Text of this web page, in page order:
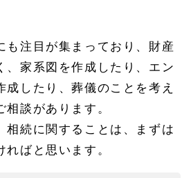
も注目が集まっており、財産
、家系図を作成したり、エン
成したり、葬儀のことを考え
談があります。
相続に関することは、まずは
ばと思います。